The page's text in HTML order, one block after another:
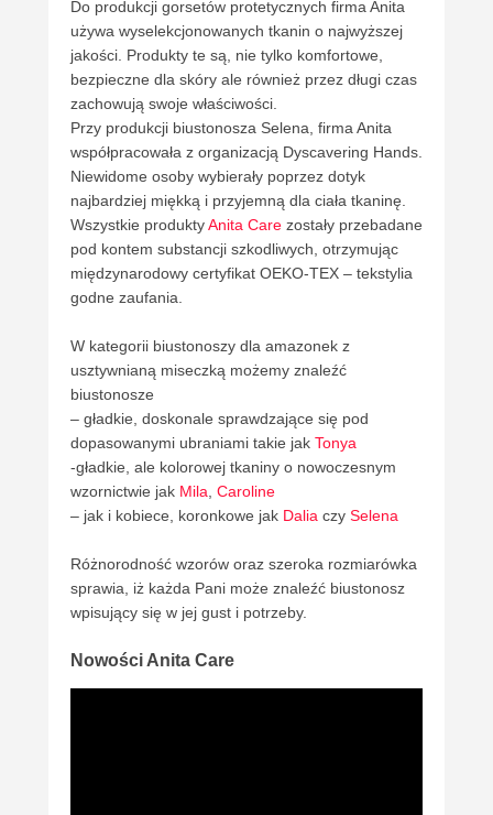
Do produkcji gorsetów protetycznych firma Anita
używa wyselekcjonowanych tkanin o najwyższej
jakości. Produkty te są, nie tylko komfortowe,
bezpieczne dla skóry ale również przez długi czas
zachowują swoje właściwości.
Przy produkcji biustonosza Selena, firma Anita
współpracowała z organizacją Dyscavering Hands.
Niewidome osoby wybierały poprzez dotyk
najbardziej miękką i przyjemną dla ciała tkaninę.
Wszystkie produktyAnita Care zostały przebadane
pod kontem substancji szkodliwych, otrzymując
międzynarodowy certyfikat OEKO-TEX – tekstylia
godne zaufania.
W kategorii biustonoszy dla amazonek z
usztywnianą miseczką możemy znaleźć
biustonosze
– gładkie, doskonale sprawdzające się pod
dopasowanymi ubraniami takie jak Tonya
-gładkie, ale kolorowej tkaniny o nowoczesnym
wzornictwie jak Mila, Caroline
– jak i kobiece, koronkowe jak Dalia czy Selena
Różnorodność wzorów oraz szeroka rozmiarówka
sprawia, iż każda Pani może znaleźć biustonosz
wpisujący się w jej gust i potrzeby.
Nowości Anita Care